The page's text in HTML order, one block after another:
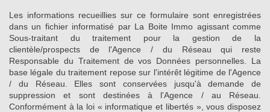
Les informations recueillies sur ce formulaire sont enregistrées
dans un fichier informatisé par La Boite Immo agissant comme
Sous-traitant du traitement pour la gestion de la
clientèle/prospects de l'Agence / du Réseau qui reste
Responsable du Traitement de vos Données personnelles. La
base légale du traitement repose sur l'intérêt légitime de l'Agence
/ du Réseau. Elles sont conservées jusqu'à demande de
suppression et sont destinées à l'Agence / au Réseau.
Conformément à la loi « informatique et libertés », vous disposez